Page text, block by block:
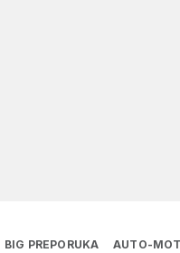
BIG PREPORUKA AUTO-